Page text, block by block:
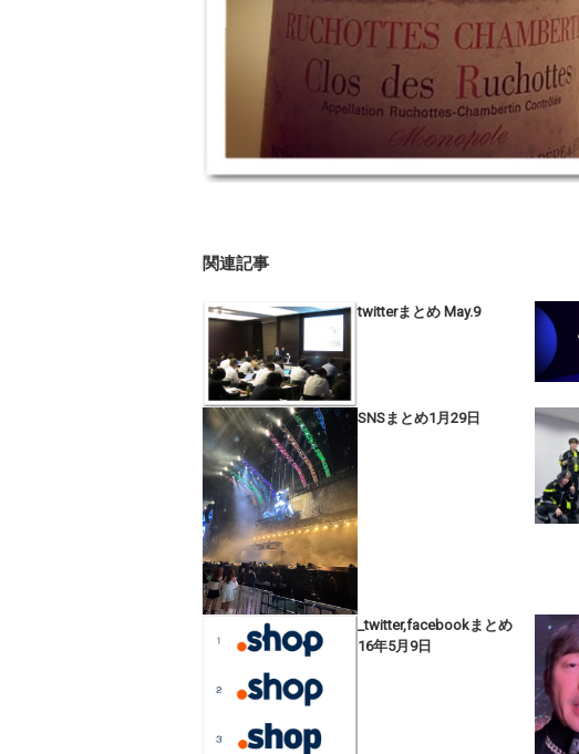
関連記事
twitterまとめ May.9
SNSまとめ1月29日
_twitter,facebookまとめ
16年5月9日